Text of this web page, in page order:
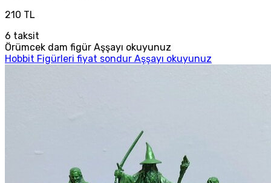
210 TL
6 taksit
Örümcek dam figür Aşşayı okuyunuz
Hobbit Figürleri fiyat sondur Aşşayı okuyunuz